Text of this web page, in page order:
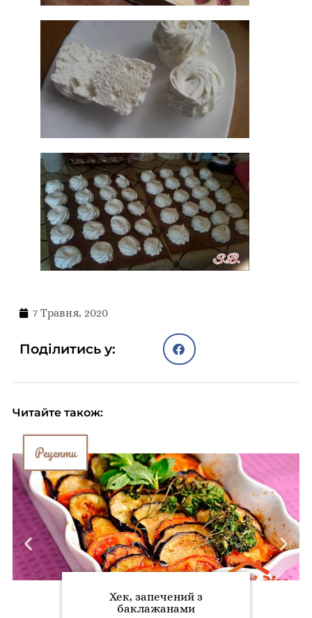
7 Травня, 2020
Поділитись у:
Читайте також:
Рецепти
Хек, запечений з
баклажанами